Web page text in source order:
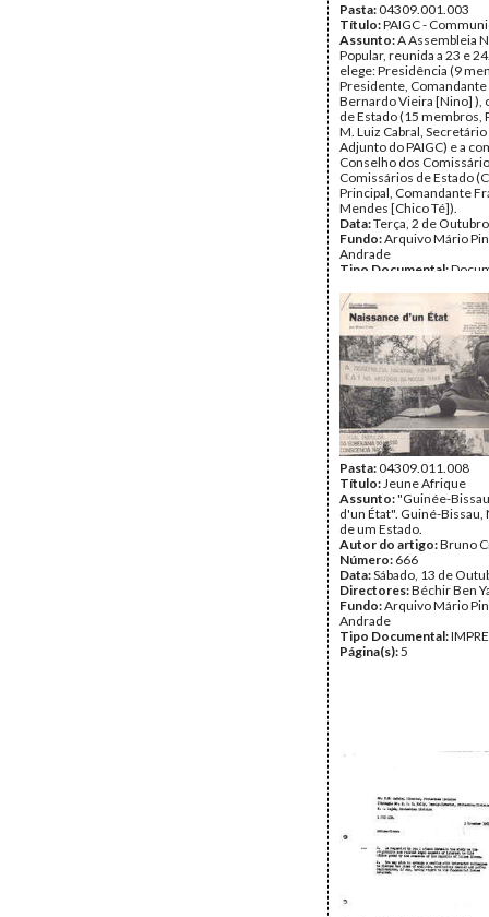
Pasta:04309.001.003
Título:PAIGC -
Assunto:A Assembleia
Popular, reunida a 23 e
elege: Presidência (9
Presidente, Comandante
Bernardo Vieira [Nino] ),
de Estado (15 membros,
M. Luiz Cabral,
Adjunto do PAIGC) e a
Conselho dos
Comissários de Estado
Principal, Comandante
Mendes [Chico Té]).
Data:Terça, 2 de
Fundo:Arquivo Mário
Andrade
Tipo Documental:
Pasta:04309.011.008
Título:Jeune Afrique
Assunto:"Guinée-
d'un État". Guiné-
de um Estado.
Autor do artigo:Bruno
Número: 666
Data:Sábado, 13 de
Directores:Béchir Ben
Fundo:Arquivo Mário
Andrade
Tipo Documental:
Página(s):5